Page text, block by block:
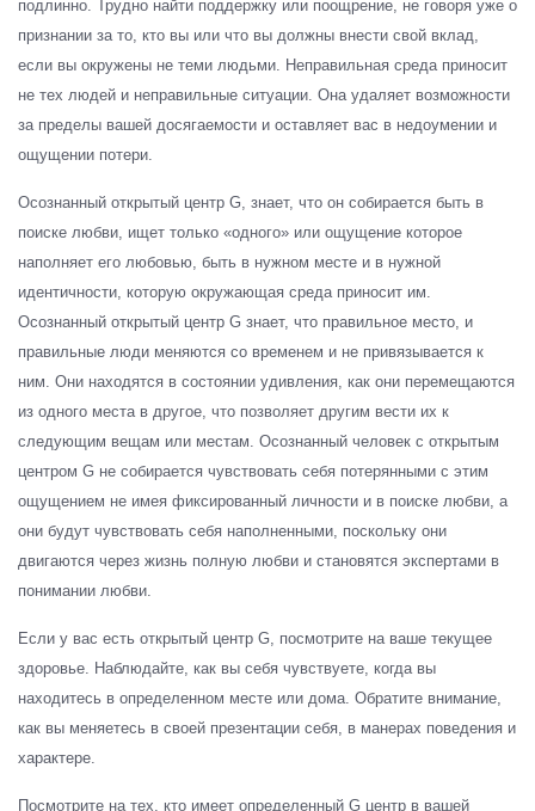
подлинно. Трудно найти поддержку или поощрение, не говоря уже о
признании за то, кто вы или что вы должны внести свой вклад,
если вы окружены не теми людьми. Неправильная среда приносит
не тех людей и неправильные ситуации. Она удаляет возможности
за пределы вашей досягаемости и оставляет вас в недоумении и
ощущении потери.
Осознанный открытый центр G, знает, что он собирается быть в
поиске любви, ищет только «одного» или ощущение которое
наполняет его любовью, быть в нужном месте и в нужной
идентичности, которую окружающая среда приносит им.
Осознанный открытый центр G знает, что правильное место, и
правильные люди меняются со временем и не привязывается к
ним. Они находятся в состоянии удивления, как они перемещаются
из одного места в другое, что позволяет другим вести их к
следующим вещам или местам. Осознанный человек с открытым
центром G не собирается чувствовать себя потерянными с этим
ощущением не имея фиксированный личности и в поиске любви, а
они будут чувствовать себя наполненными, поскольку они
двигаются через жизнь полную любви и становятся экспертами в
понимании любви.
Если у вас есть открытый центр G, посмотрите на ваше текущее
здоровье. Наблюдайте, как вы себя чувствуете, когда вы
находитесь в определенном месте или дома. Обратите внимание,
как вы меняетесь в своей презентации себя, в манерах поведения и
характере.
Посмотрите на тех, кто имеет определенный G центр в вашей